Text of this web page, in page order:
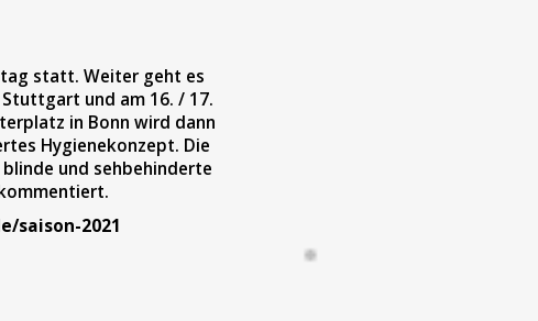
statt. Weiter geht es
und am 16. / 17.
in Bonn wird dann
Hygienekonzept. Die
und sehbehinderte
saison-2021